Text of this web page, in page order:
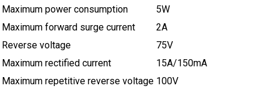
Maximum power consumption
5W
Maximum forward surge current
2A
Reverse voltage
75V
Maximum rectified current
15A/150mA
Maximum repetitive reverse voltage 100V